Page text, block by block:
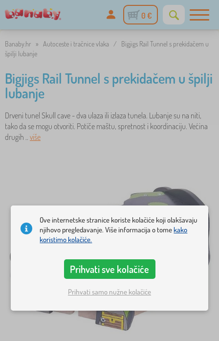
0 €
Banaby.hr » Autoceste i tračnice vlaka /
Bigjigs Rail Tunnel s prekidačem u
špilji lubanje
Bigjigs Rail Tunnel s prekidačem u špilji
lubanje
Drveni tunel Skull cave - dva ulaza ili izlaza tunela. Lubanje su na niti,
tako da se mogu otvoriti. Potiče maštu, spretnost i koordinaciju. Većina
drugih .. više
Ove internetske stranice koriste kolačiće koji olakšavaju
njihovo pregledavanje. Više informacija o tomekako
koristimo kolačiće.
Prihvati sve kolačiće
Prihvati samo nužne kolačiće